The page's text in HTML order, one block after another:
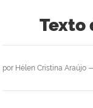
Texto
por Hélen Cristina Araújo